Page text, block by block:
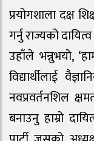
प्रयोगशाला दक्ष
गर्नु राज्यको
उहाँले भन्नुभयो,
विद्यार्थीलाई
नवप्रवर्तनशिल
बनाउनु हाम्रो